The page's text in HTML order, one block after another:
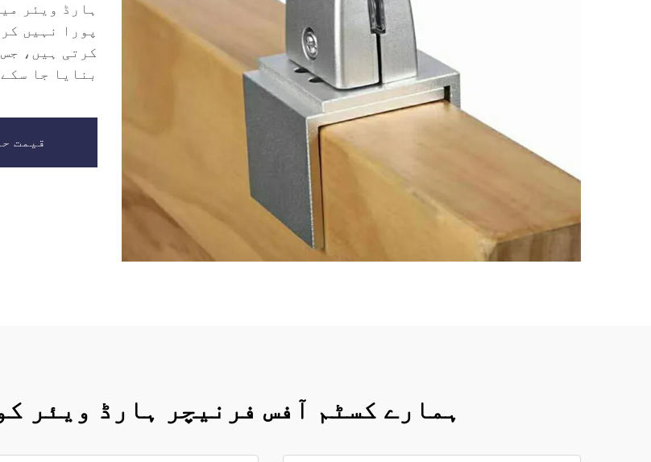
ہارڈ ویئر
پورا نہیں
کرتی ہیں،
بنایا جا
قیمت
ہمارے کسٹم آفس فرنیچر ہارڈ ویئر